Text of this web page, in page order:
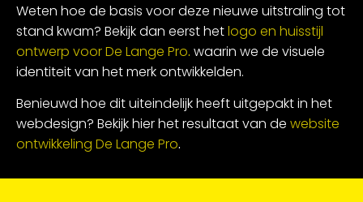
Weten hoe de basis voor deze nieuwe uitstraling tot
stand kwam? Bekijk dan eerst hetlogo en huisstijl
ontwerp voor De Lange Pro. waarin we de visuele
identiteit van het merk ontwikkelden.
Benieuwd hoe dit uiteindelijk heeft uitgepakt in het
webdesign? Bekijk hier het resultaat van de website
ontwikkeling De Lange Pro.